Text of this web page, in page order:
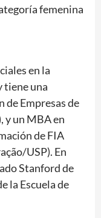
femenina
en la
tiene una
Empresas de
y un MBA en
de FIA
USP). En
Stanford de
la Escuela de